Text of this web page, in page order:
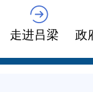
走进吕梁 政